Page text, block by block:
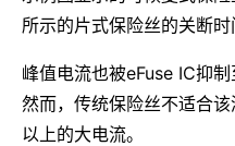
所示的片式保险丝的关断时
峰值电流也被eFuse IC抑制
然而，传统保险丝不适合
以上的大电流。